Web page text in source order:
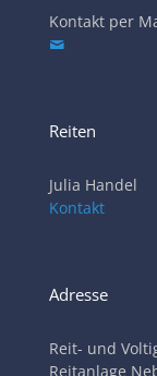
Kontakt per
Reiten
Julia Handel
Kontakt
Adresse
Reit- und
Reitanlage